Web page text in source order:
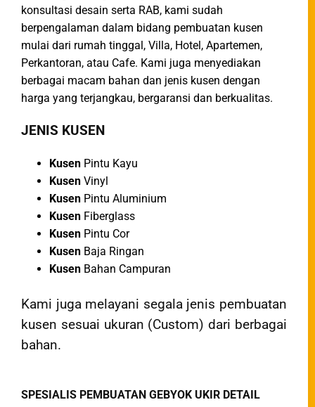
konsultasi desain serta RAB, kami sudah
berpengalaman dalam bidang pembuatan kusen
mulai dari rumah tinggal, Villa, Hotel, Apartemen,
Perkantoran, atau Cafe. Kami juga menyediakan
berbagai macam bahan dan jenis kusen dengan
harga yang terjangkau, bergaransi dan berkualitas.
JENIS KUSEN
Kusen Pintu Kayu
Kusen Vinyl
Kusen Pintu Aluminium
Kusen Fiberglass
Kusen Pintu Cor
Kusen Baja Ringan
Kusen Bahan Campuran
Kami juga melayani segala jenis pembuatan
kusen sesuai ukuran (Custom) dari berbagai
bahan.
SPESIALIS PEMBUATAN GEBYOK UKIR DETAIL